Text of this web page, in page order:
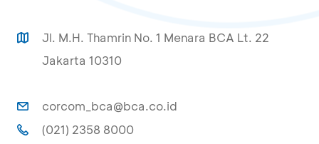
Jl. M.H. Thamrin No. 1 Menara BCA Lt. 22
Jakarta 10310
corcom_bca@bca.co.id
(021) 2358 8000